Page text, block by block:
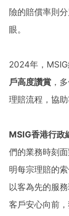
險的賠償率則
眼。
2024年，
戶高度讚賞 ，
理賠流程，協助
MSIG香港行政
們的業務時刻
明每宗理賠的
以客為先的服
客戶安心向前